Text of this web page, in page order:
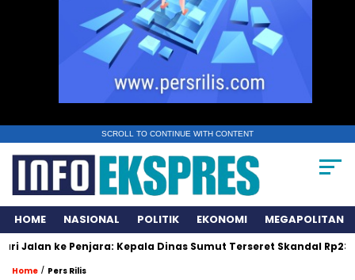
SCROLL TO CONTINUE WITH CONTENT
HOME NASIONAL POLITIK EKONOMI MEGAPOLITAN
Penjara: Kepala Dinas Sumut Terseret Skandal Rp231 Miliar
Home / Pers Rilis